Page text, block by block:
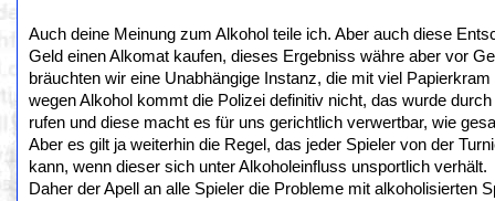
Auch deine Meinung zum Alkohol teile ich. Aber auch diese
Geld einen Alkomat kaufen, dieses Ergebniss währe aber vor
bräuchten wir eine Unabhängige Instanz, die mit viel
wegen Alkohol kommt die Polizei definitiv nicht, das wurde
rufen und diese macht es für uns gerichtlich verwertbar, wie
Aber es gilt ja weiterhin die Regel, das jeder Spieler von der
kann, wenn dieser sich unter Alkoholeinfluss unsportlich verhält.
Daher der Apell an alle Spieler die Probleme mit alkoholisierten